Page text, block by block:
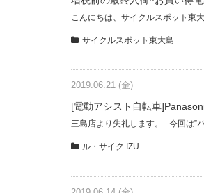
こんにちは、サイクルスポット東
サイクルスポット東大島
2019.06.21 (金)
[電動アシスト自転車
三島店より失礼します。 今回は”
ル・サイク IZU